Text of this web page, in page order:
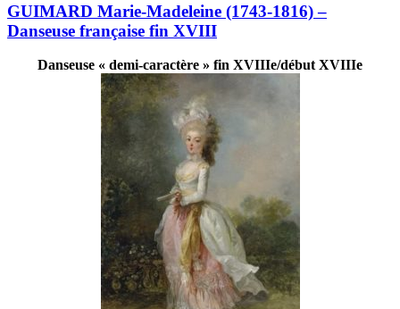
GUIMARD Marie-Madeleine (1743-1816) –
Danseuse française fin XVIII
Danseuse « demi-caractère » fin XVIIIe/début XVIIIe